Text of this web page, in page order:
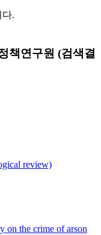
다.
책연구원 (검색결
review)
the crime of arson